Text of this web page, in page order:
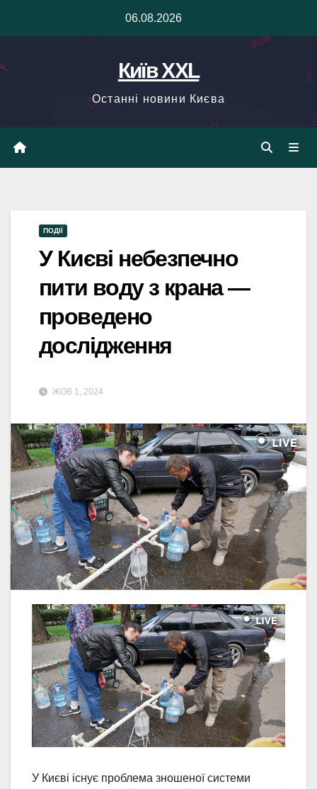
06.08.2026
Київ XXL
Останні новини Києва
ПОДІЇ
У Києві небезпечно
пити воду з крана —
проведено
дослідження
ЖОВ 1, 2024
У Києві існує проблема зношеної системи